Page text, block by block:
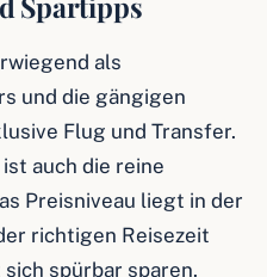
als
und die gängigen
Flug und Transfer.
auch die reine
Preisniveau liegt in der
richtigen Reisezeit
spürbar sparen.